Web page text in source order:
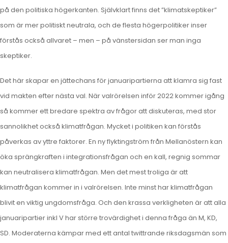
på den politiska högerkanten. Självklart finns det ”klimatskeptiker”
som är mer politiskt neutrala, och de flesta högerpolitiker inser
förstås också allvaret – men – på vänstersidan ser man inga
skeptiker.
Det här skapar en jättechans för januaripartierna att klamra sig fast
vid makten efter nästa val. När valrörelsen inför 2022 kommer igång
så kommer ett bredare spektra av frågor att diskuteras, med stor
sannolikhet också klimatfrågan. Mycket i politiken kan förstås
påverkas av yttre faktorer. En ny flyktingström från Mellanöstern kan
öka sprängkraften i integrationsfrågan och en kall, regnig sommar
kan neutralisera klimatfrågan. Men det mest troliga är att
klimatfrågan kommer in i valrörelsen. Inte minst har klimatfrågan
blivit en viktig ungdomsfråga. Och den krassa verkligheten är att alla
januaripartier inkl V har större trovärdighet i denna fråga än M, KD,
SD. Moderaterna kämpar med ett antal twittrande riksdagsmän som